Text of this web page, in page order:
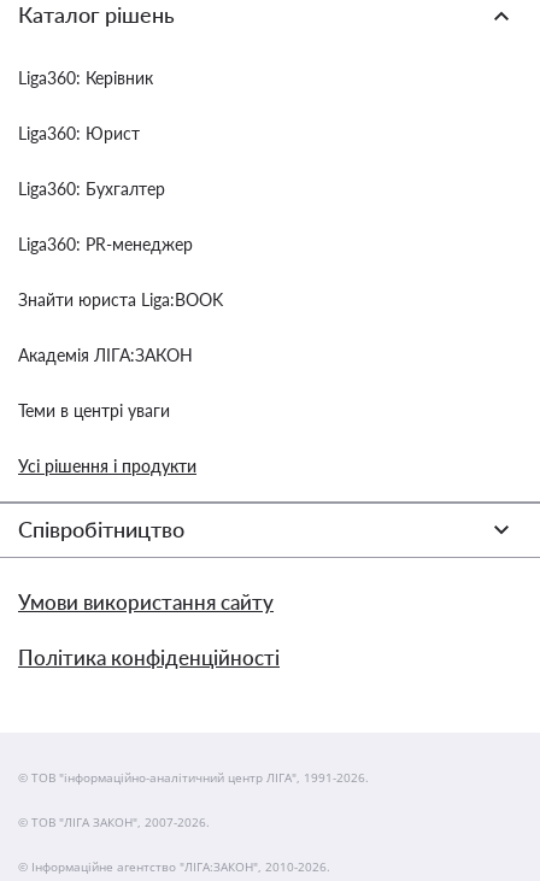
Каталог рішень
Liga360: Керівник
Liga360: Юрист
Liga360: Бухгалтер
Liga360: PR-менеджер
Знайти юриста Liga:BOOK
Академія ЛІГА:ЗАКОН
Теми в центрі уваги
Усі рішення і продукти
Співробітництво
Умови використання сайту
Політика конфіденційності
© ТОВ "інформаційно-аналітичний центр ЛІГА", 1991-2026.
© ТОВ "ЛІГА ЗАКОН", 2007-2026.
© Інформаційне агентство "ЛІГА:ЗАКОН", 2010-2026.